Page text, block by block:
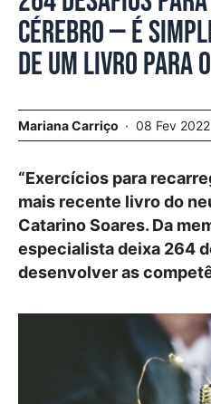
cérebro — é
de um livro para
Mariana Carriço 08 Fev
“Exercícios para
mais recente livro do
Catarino Soares. Da
especialista deixa 264
desenvolver as